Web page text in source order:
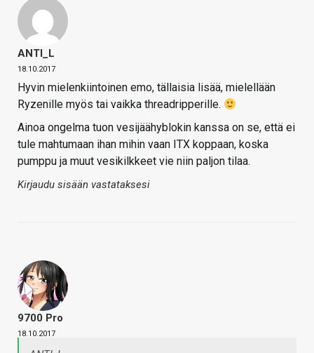
ANTI_L
18.10.2017
Hyvin mielenkiintoinen emo, tällaisia lisää, mielellään
Ryzenille myös tai vaikka threadripperille.
Ainoa ongelma tuon vesijäähyblokin kanssa on se, että ei
tule mahtumaan ihan mihin vaan ITX koppaan, koska
pumppu ja muut vesikilkkeet vie niin paljon tilaa.
Kirjaudu sisään vastataksesi
9700 Pro
18.10.2017